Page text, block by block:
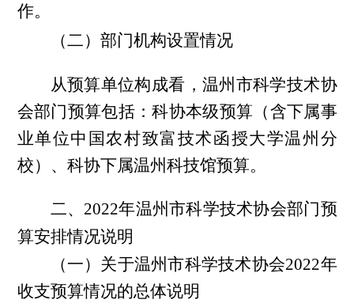
作。
（二）部门机构设置情况
从预算单位构成看，温州市科学技术协
会部门预算包括：科协本级预算（含下属事
业单位中国农村致富技术函授大学温州分
校）、科协下属温州科技馆预算。
二、 2022年温州市科学技术协会部门预
算安排情况说明
（一）关于温州市科学技术协会2022年
收支预算情况的总体说明